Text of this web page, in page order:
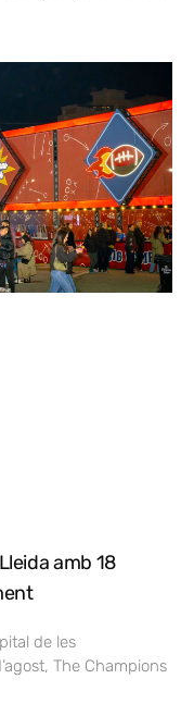
amb 18
de les
The Champions